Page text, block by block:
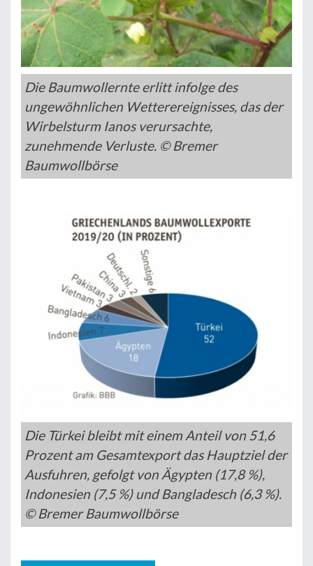
Die Baumwollernte erlitt infolge des
ungewöhnlichen Wetter­ereignisses, das der
Wirbelsturm Ianos verursachte,
zunehmende Verluste. © Bremer
Baumwollbörse
Die Türkei bleibt mit einem Anteil von 51,6
Prozent am Gesamtexport das Hauptziel der
Ausfuhren, gefolgt von Ägypten (17,8 %),
Indonesien (7,5 %) und Bangladesch (6,3 %).
© Bremer Baumwollbörse